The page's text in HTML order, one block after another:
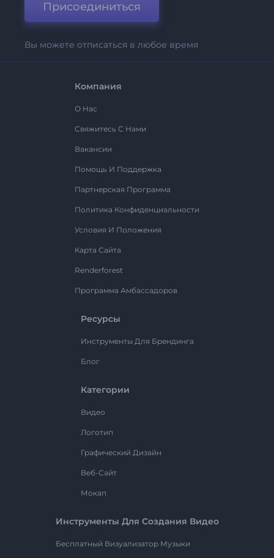
Присоединиться
Вы можете отписаться в любое время
Компания
О Нас
Свяжитесь С Нами
Вакансии
Помощь И Поддержка
Партнерская Программа
Политика Конфиденциальности
Условия И Положения
Карта Сайта
Renderforest
Программа Амбассадоров
Ресурсы
Инструменты Для Брендинга
Блог
Категории
Видео
Логотип
Графический Дизайн
Веб-Сайт
Мокап
Инструменты Для Создания Видео
Бесплатный Визуализатор Музыки